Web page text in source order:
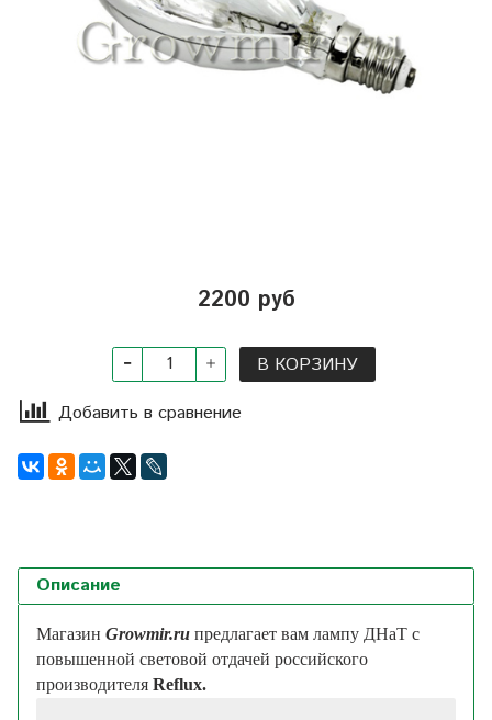
2200 руб
В КОРЗИНУ
Добавить в сравнение
Описание
Магазин Growmir.ru предлагает вам лампу ДНаТ с
повышенной световой отдачей российского
производителя Reflux.